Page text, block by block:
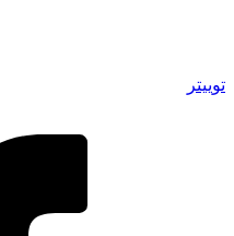
توییتر